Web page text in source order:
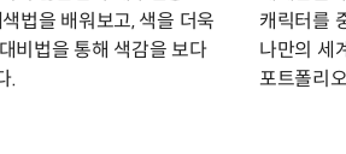
법을 배워보고, 색을 더욱
비법을 통해 색감을 보다
.
캐릭터를
나만의 세
포트폴리